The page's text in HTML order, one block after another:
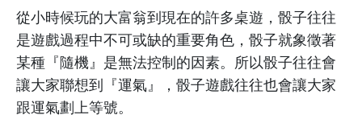
從小時候玩的大富翁到現在的許多桌遊，骰子往往
是遊戲過程中不可或缺的重要角色，骰子就象徵著
某種『隨機』是無法控制的因素。所以骰子往往會
讓大家聯想到『運氣』，骰子遊戲往往也會讓大家
跟運氣劃上等號。